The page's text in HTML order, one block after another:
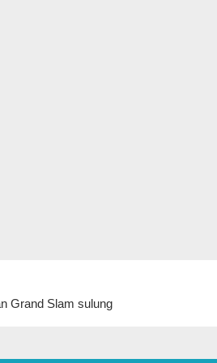
Grand Slam sulung